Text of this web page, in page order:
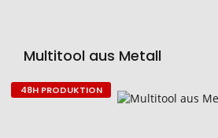
Multitool aus Metall
Zum
48H PRODUKTION